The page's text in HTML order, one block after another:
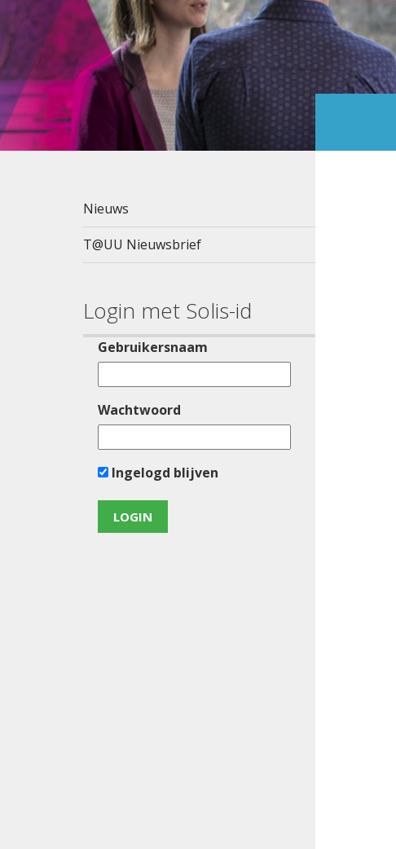
Nieuws
T@UU Nieuwsbrief
Login met Solis-id
Gebruikersnaam
Wachtwoord
Ingelogd blijven